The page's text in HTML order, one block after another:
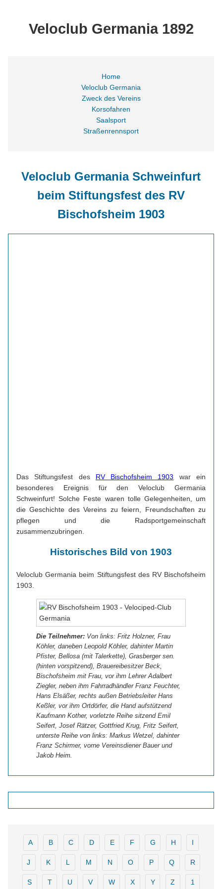
Veloclub Germania 1892
Home
Veloclub Germania
Zweck des Vereins
Korsofahren
Saalsport
Straßenrennsport
Veloclub Germania Schweinfurt
beim Stiftungsfest des RV
Bischofsheim 1903
Das Stiftungsfest des RV Bischofsheim 1903 war ein
besonderes Ereignis für den Veloclub Germania
Schweinfurt! Solche Feste waren tolle Gelegenheiten, um
die Geschichte des Vereins zu feiern, Freundschaften zu
pflegen und die Radsportgemeinschaft
zusammenzubringen.
Historisches Bild von 1903
Veloclub Germania beim Stiftungsfest des RV Bischofsheim
1903.
Die Teilnehmer: Von links: Fritz Holzner, Frau
Köhler, daneben Leopold Köhler, dahinter Martin
Pfister, Bellosa (mit Talerkette), Grasberger sen.
(hinten vorspitzend), Brauereibesitzer Beck,
Bischofsheim mit Frau, vor ihm Lehrer Adalbert
Ziegler, neben ihm Fahrradhändler Franz Feuchter,
Hans Elsäßer, rechts außen Betriebsleiter Hans
Keßler, vor ihm Ortdörfer, die Hand aufstützend
Kaufmann Kother, vorletzte Reihe sitzend Emil
Seifert, Josef Rätzer, Gottfried Krug, Fritz Seifert,
unterste Reihe von links: Markus Wetzel, dahinter
Franz Schirmer, vorne Vereinsdiener Bauer und
Jakob Heim.
A B C D E F G H I
J K L M N O P Q R
S T U V W X Y Z 1